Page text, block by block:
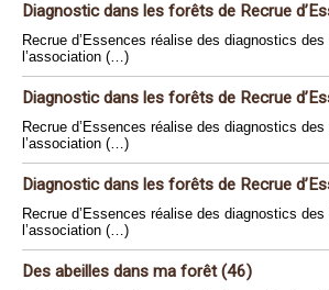
Diagnostic dans les forêts de Recrue
Recrue d’Essences réalise des diagnostics
l’association (…)
Diagnostic dans les forêts de Recrue
Recrue d’Essences réalise des diagnostics
l’association (…)
Diagnostic dans les forêts de Recrue
Recrue d’Essences réalise des diagnostics
l’association (…)
Des abeilles dans ma forêt (46)